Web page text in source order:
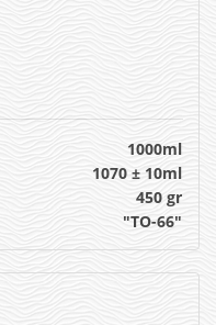
1000ml
1070 ± 10ml
450 gr
"TO-66"